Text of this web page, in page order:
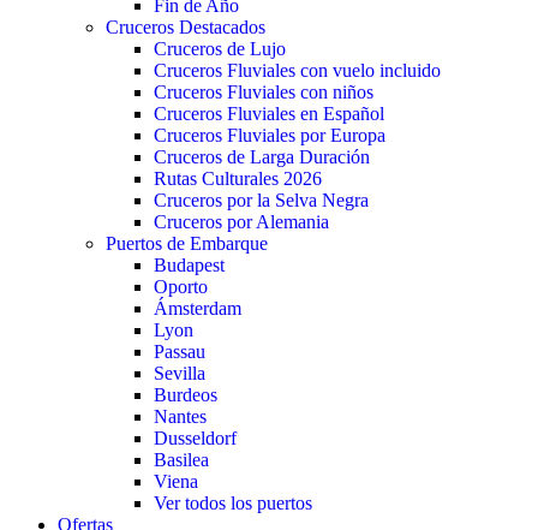
Fin de Año
Cruceros Destacados
Cruceros de Lujo
Cruceros Fluviales con vuelo incluido
Cruceros Fluviales con niños
Cruceros Fluviales en Español
Cruceros Fluviales por Europa
Cruceros de Larga Duración
Rutas Culturales 2026
Cruceros por la Selva Negra
Cruceros por Alemania
Puertos de Embarque
Budapest
Oporto
Ámsterdam
Lyon
Passau
Sevilla
Burdeos
Nantes
Dusseldorf
Basilea
Viena
Ver todos los puertos
Ofertas